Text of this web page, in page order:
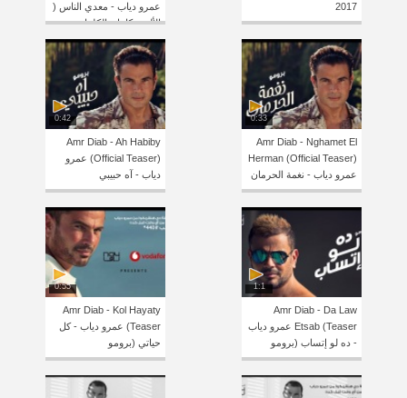
2017
عمرو دياب - معدي الناس (
الألبوم كامل بالكلمات
0:33
Amr Diab - Nghamet El
Herman (Official Teaser)
عمرو دياب - نغمة الحرمان
0:42
Amr Diab - Ah Habiby
(Official Teaser) عمرو
دياب - آه حبيبي
1:1
Amr Diab - Da Law
Etsab (Teaser عمرو دياب
- ده لو إتساب (برومو
0:55
Amr Diab - Kol Hayaty
(Teaser عمرو دياب - كل
حياتي (برومو